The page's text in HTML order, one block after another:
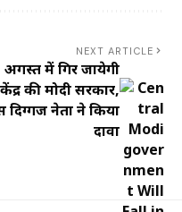
NEXT ARTICLE
अगस्त में गिर जायेगी
केंद्र की मोदी सरकार,
दिग्गज नेता ने किया
दावा